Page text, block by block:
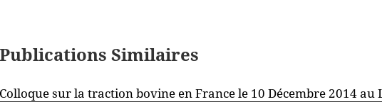
Publications Similaires
Colloque sur la traction bovine en France le 10 Décembre 2014 au